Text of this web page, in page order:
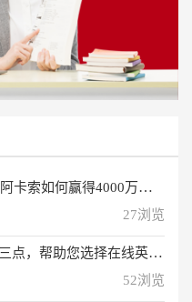
何赢得4000万用户信赖？
27浏览
助您选择在线英语学习方法
52浏览